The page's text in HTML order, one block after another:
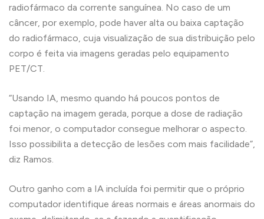
radiofármaco da corrente sanguínea. No caso de um
câncer, por exemplo, pode haver alta ou baixa captação
do radiofármaco, cuja visualização de sua distribuição pelo
corpo é feita via imagens geradas pelo equipamento
PET/CT.
“Usando IA, mesmo quando há poucos pontos de
captação na imagem gerada, porque a dose de radiação
foi menor, o computador consegue melhorar o aspecto.
Isso possibilita a detecção de lesões com mais facilidade”,
diz Ramos.
Outro ganho com a IA incluída foi permitir que o próprio
computador identifique áreas normais e áreas anormais do